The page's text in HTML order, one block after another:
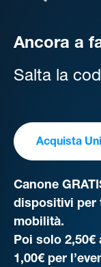
Ancora a
Salta la
Acquista
Canone
dispositivi per
mobilità.
Poi solo
1,00€ per